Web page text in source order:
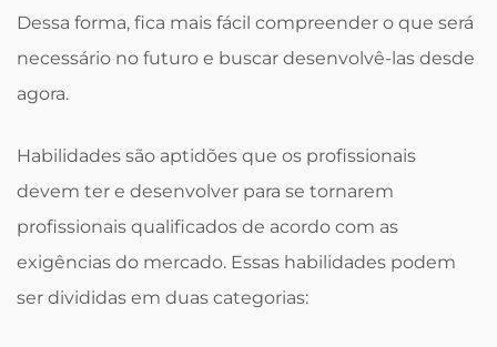
Dessa forma, fica mais fácil compreender o que será
necessário no futuro e buscar desenvolvê-las desde
agora.
Habilidades são aptidões que os profissionais
devem ter e desenvolver para se tornarem
profissionais qualificados de acordo com as
exigências do mercado. Essas habilidades podem
ser divididas em duas categorias: